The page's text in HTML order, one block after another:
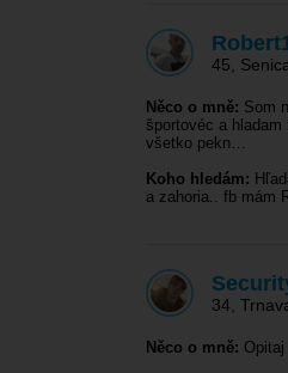
45
Něco o mně: Som
športovéc a hladam
všetko pekn…
Koho hledám:
a zahoria.. fb mám
34
Něco o mně: Opitaj